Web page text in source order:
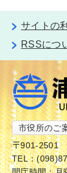
サイトの
RSSにつ
市役所のご
〒901-2501
TEL：